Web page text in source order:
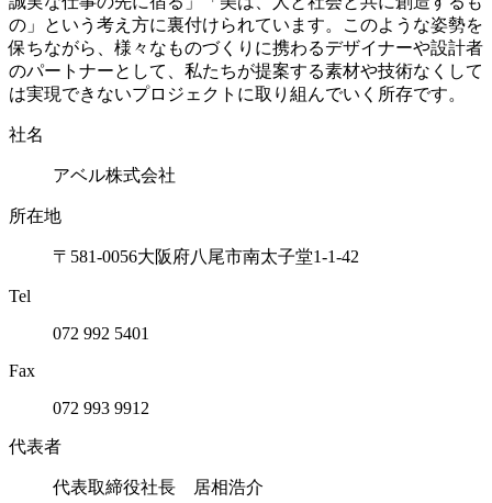
の」という考え方に裏付けられています。このような姿勢を
保ちながら、様々なものづくりに携わるデザイナーや設計者
のパートナーとして、私たちが提案する素材や技術なくして
は実現できないプロジェクトに取り組んでいく所存です。
社名
アベル株式会社
所在地
〒581-0056大阪府八尾市南太子堂1-1-42
Tel
072 992 5401
Fax
072 993 9912
代表者
代表取締役社長 居相浩介